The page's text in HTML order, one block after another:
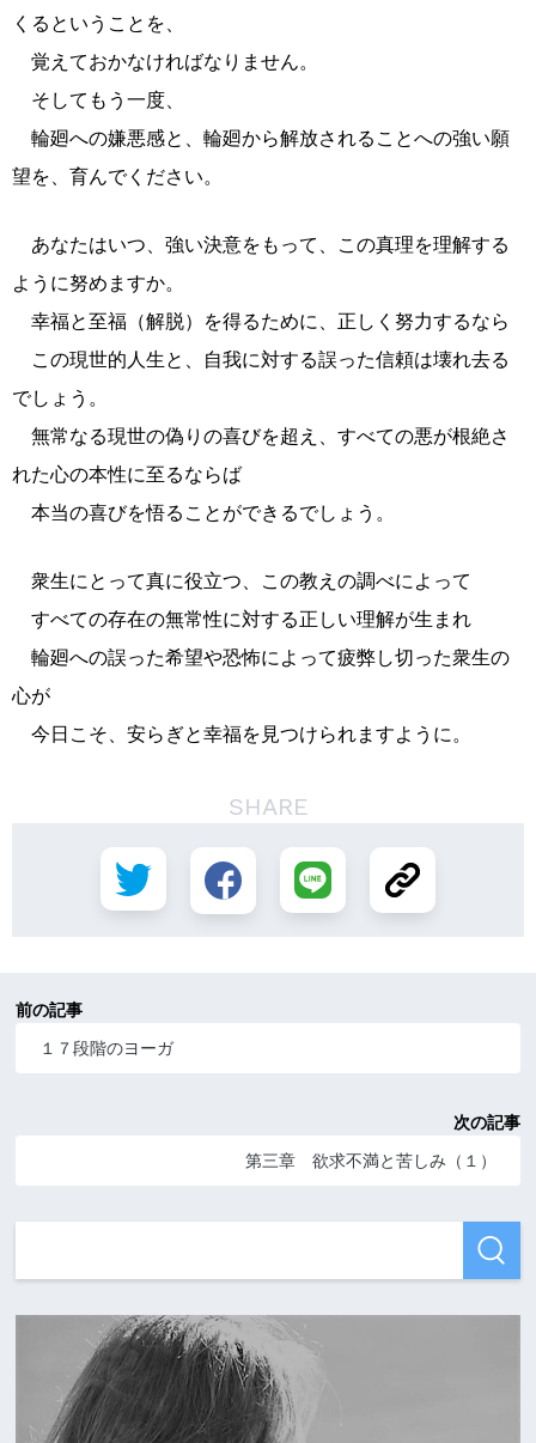
くるということを、
覚えておかなければなりません。
そしてもう一度、
輪廻への嫌悪感と、輪廻から解放されることへの強い願
望を、育んでください。
あなたはいつ、強い決意をもって、この真理を理解する
ように努めますか。
幸福と至福（解脱）を得るために、正しく努力するなら
この現世的人生と、自我に対する誤った信頼は壊れ去る
でしょう。
無常なる現世の偽りの喜びを超え、すべての悪が根絶さ
れた心の本性に至るならば
本当の喜びを悟ることができるでしょう。
衆生にとって真に役立つ、この教えの調べによって
すべての存在の無常性に対する正しい理解が生まれ
輪廻への誤った希望や恐怖によって疲弊し切った衆生の
心が
今日こそ、安らぎと幸福を見つけられますように。
SHARE
前の記事
１７段階のヨーガ
次の記事
第三章 欲求不満と苦しみ（１）